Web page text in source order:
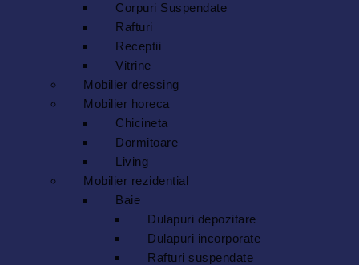
Corpuri Suspendate
Rafturi
Receptii
Vitrine
Mobilier dressing
Mobilier horeca
Chicineta
Dormitoare
Living
Mobilier rezidential
Baie
Dulapuri depozitare
Dulapuri incorporate
Rafturi suspendate